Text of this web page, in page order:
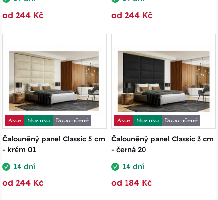
od 244 Kč od 244 Kč
Akce Novinka
Doporučené
Čalouněný panel Classic 5 cm
- krém 01
14 dní
od 244 Kč
Akce Novinka
Doporučené
Čalouněný panel Classic 3 cm
- černá 20
14 dní
od 184 Kč